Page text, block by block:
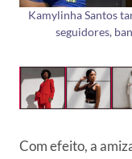
Kamylinha Santos
seguidores,
Com efeito, a